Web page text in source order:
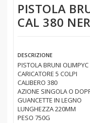
PISTOLA
CAL 380
DESCRIZIONE
PISTOLA BRUNI
CARICATORE 5 COLPI
CALIBERO 380
AZIONE SINGOLA O
GUANCETTE IN LEGNO
LUNGHEZZA 220MM
PESO 750G